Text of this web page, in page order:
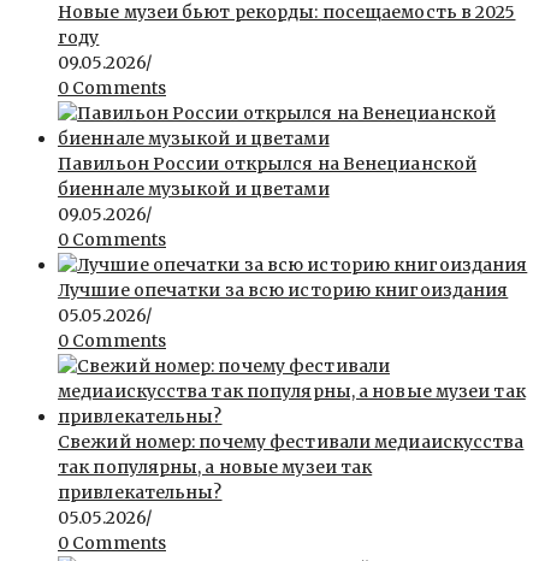
Новые музеи бьют рекорды: посещаемость в 2025
году
09.05.2026/
0 Comments
Павильон России открылся на Венецианской
биеннале музыкой и цветами
09.05.2026/
0 Comments
Лучшие опечатки за всю историю книгоиздания
05.05.2026/
0 Comments
Свежий номер: почему фестивали медиаискусства
так популярны, а новые музеи так
привлекательны?
05.05.2026/
0 Comments